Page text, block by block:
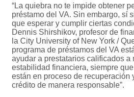
“La quiebra no te impide obtener
préstamo del VA. Sin embargo, sí
que esperar y cumplir ciertas
Dennis Shirshikov, profesor de
la City University of New York /
programa de préstamos del VA
ayudar a prestatarios calificados a
estabilidad financiera, siempre
están en proceso de recuperación
crédito de manera responsable”.